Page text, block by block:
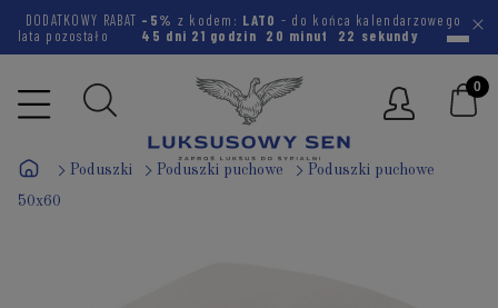
DODATKOWY RABAT -5% z kodem: LATO - do końca kalendarzowego
lata pozostało
45 dni 21 godzin 20 minut 21 sekund
Poduszki Poduszki puchowe Poduszki puchowe
50x60